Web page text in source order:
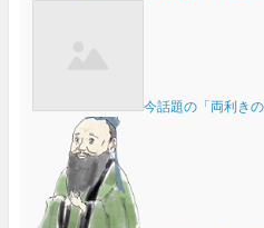
今話題の「両利き